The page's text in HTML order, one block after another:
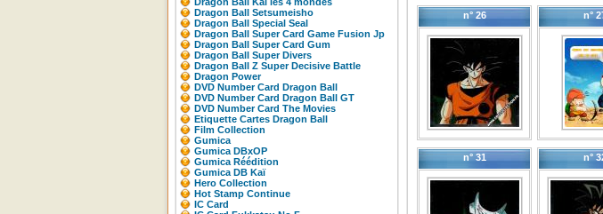
Dragon Ball Setsumeisho
Dragon Ball Special Seal
Dragon Ball Super Card Game Fusion Jp
Dragon Ball Super Card Gum
Dragon Ball Super Divers
Dragon Ball Z Super Decisive Battle
Dragon Power
DVD Number Card Dragon Ball
DVD Number Card Dragon Ball GT
DVD Number Card The Movies
Etiquette Cartes Dragon Ball
Film Collection
Gumica
Gumica DBxOP
Gumica Réédition
Gumica DB Kaï
Hero Collection
Hot Stamp Continue
IC Card
n° 26 n°
n° 31 n°